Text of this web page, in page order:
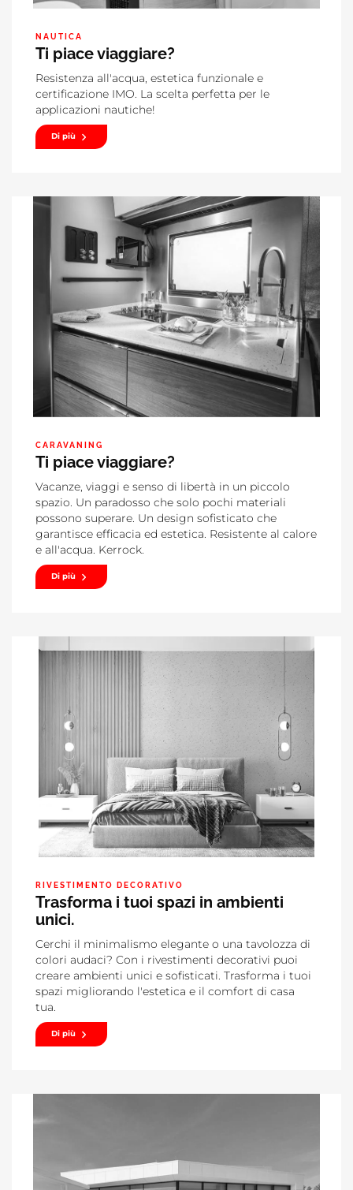
NAUTICA
Ti piace viaggiare?
Resistenza all'acqua, estetica funzionale e
certificazione IMO. La scelta perfetta per le
applicazioni nautiche!
Di più
CARAVANING
Ti piace viaggiare?
Vacanze, viaggi e senso di libertà in un piccolo
spazio. Un paradosso che solo pochi materiali
possono superare. Un design sofisticato che
garantisce efficacia ed estetica. Resistente al calore
e all'acqua. Kerrock.
Di più
RIVESTIMENTO DECORATIVO
Trasforma i tuoi spazi in ambienti
unici.
Cerchi il minimalismo elegante o una tavolozza di
colori audaci? Con i rivestimenti decorativi puoi
creare ambienti unici e sofisticati. Trasforma i tuoi
spazi migliorando l'estetica e il comfort di casa
tua.
Di più